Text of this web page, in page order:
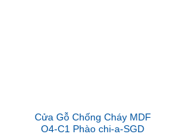
Cửa Gỗ Chống Cháy MDF
O4-C1 Phào chi-a-SGD